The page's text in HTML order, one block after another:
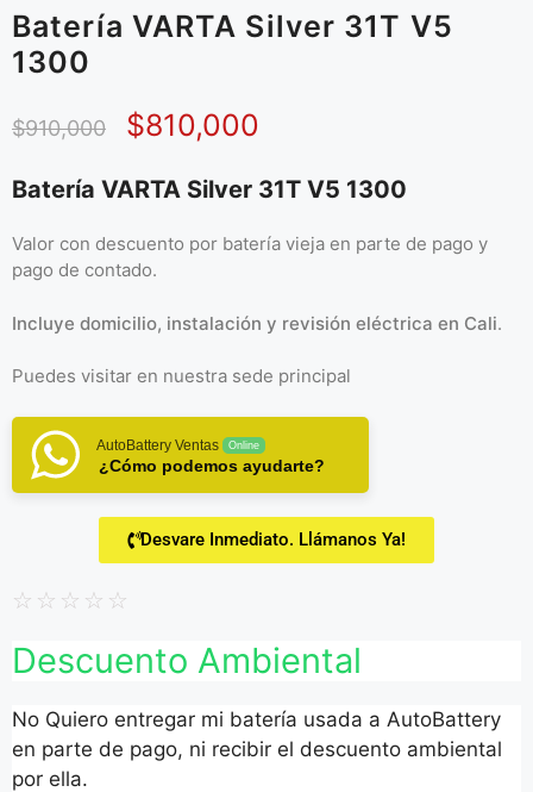
Batería VARTA Silver 31T V5
1300
$910,000 $810,000
Batería VARTA Silver 31T V5 1300
Valor con descuento por batería vieja en parte de pago y
pago de contado.
Incluye domicilio, instalación y revisión eléctrica en Cali.
Puedes visitar en nuestra sede principal
AutoBattery Ventas Online
¿Cómo podemos ayudarte?
Desvare Inmediato. Llámanos Ya!
☆ ☆ ☆ ☆ ☆
Descuento Ambiental
No Quiero entregar mi batería usada a AutoBattery
en parte de pago, ni recibir el descuento ambiental
por ella.